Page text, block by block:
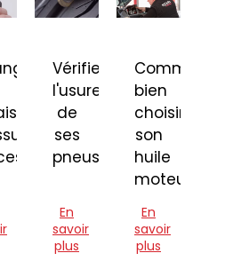
Vérifier
l'usure
de
ses
pneus
En
savoir
plus
Comment
bien
choisir
son
huile
moteur
En
savoir
plus